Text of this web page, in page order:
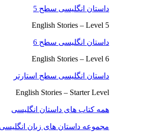
داستان انگلیسی سطح 5
English Stories – Level 5
داستان انگلیسی سطح 6
English Stories – Level 6
داستان انگلیسی سطح استارتر
English Stories – Starter Level
همه کتاب های داستان انگلیسی
مجموعه داستان های زبان انگلیسی